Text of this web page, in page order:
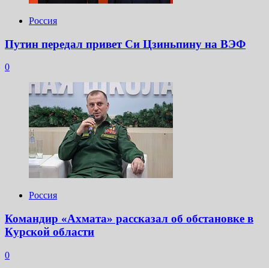
Россия
Путин передал привет Си Цзиньпину на ВЭФ
0
Россия
Командир «Ахмата» рассказал об обстановке в
Курской области
0